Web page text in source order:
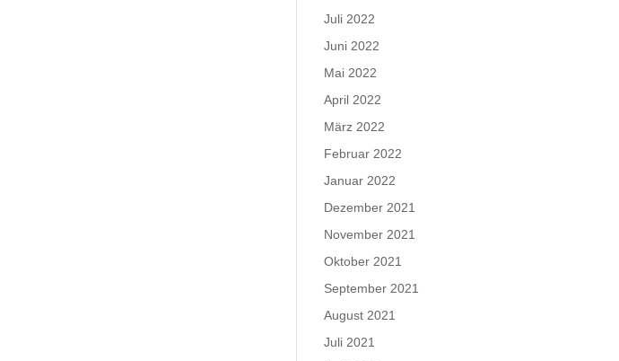
Juli 2022
Juni 2022
Mai 2022
April 2022
März 2022
Februar 2022
Januar 2022
Dezember 2021
November 2021
Oktober 2021
September 2021
August 2021
Juli 2021